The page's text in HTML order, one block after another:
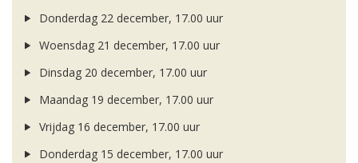
Donderdag 22 december, 17.00 uur
Woensdag 21 december, 17.00 uur
Dinsdag 20 december, 17.00 uur
Maandag 19 december, 17.00 uur
Vrijdag 16 december, 17.00 uur
Donderdag 15 december, 17.00 uur